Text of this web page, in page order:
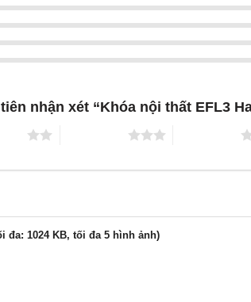
nhận xét “Khóa nội thất EFL3
đa: 1024 KB, tối đa 5 hình ảnh)